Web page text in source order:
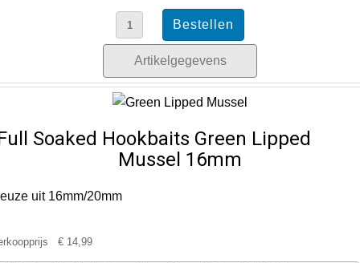
Artikelgegevens
Soaked Hookbaits Green Lipped
Mussel 16mm
uit 16mm/20mm
€ 14,99